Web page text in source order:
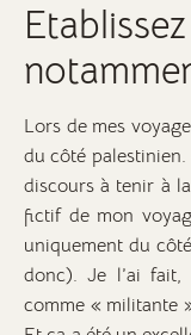
Lors de mes
du côté
discours à tenir à
fictif de mon
uniquement du
donc). Je l’ai
comme « militante